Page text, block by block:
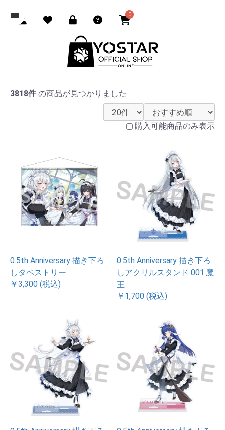
0
3818件 の商品が見つかりました
購入可能商品のみ表示
0.5th Anniversary 描き下ろ
しタペストリー
￥3,300 (税込)
0.5th Anniversary 描き下ろ
しアクリルスタンド 001.魔
王
￥1,700 (税込)